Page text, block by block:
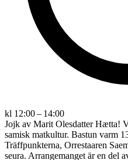
kl 12:00 – 14:00
Jojk av Marit Olesdatter Hætta!
samisk matkultur. Bastun varm
Träffpunkterna, Orrestaaren
seura. Arrangemanget är en del